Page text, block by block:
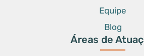
Equipe
Blog
Áreas de